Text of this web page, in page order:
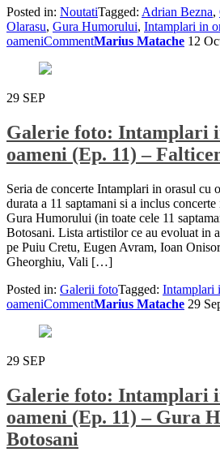
Posted in: NoutatiTagged: Adrian Bezna,
Olarasu, Gura Humorului, Intamplari in
oameniCommentMarius Matache 12
29 SEP
Galerie foto: Intamplari
oameni (Ep. 11) –
Seria de concerte Intamplari in orasul cu
durata a 11 saptamani si a inclus
Gura Humorului (in toate cele 11
Botosani. Lista artistilor ce au evoluat in
pe Puiu Cretu, Eugen Avram, Ioan
Gheorghiu, Vali […]
Posted in: Galerii fotoTagged: Intamplari
oameniCommentMarius Matache 29
29 SEP
Galerie foto: Intamplari
oameni (Ep. 11) – Gura
Botosani